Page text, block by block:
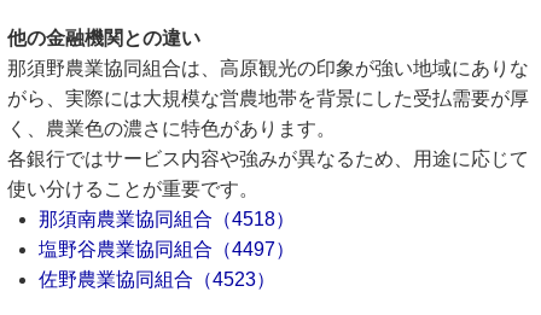
他の金融機関との違い
那須野農業協同組合は、高原観光の印象が強い地域にありな
がら、実際には大規模な営農地帯を背景にした受払需要が厚
く、農業色の濃さに特色があります。
各銀行ではサービス内容や強みが異なるため、用途に応じて
使い分けることが重要です。
那須南農業協同組合（4518）
塩野谷農業協同組合（4497）
佐野農業協同組合（4523）